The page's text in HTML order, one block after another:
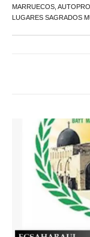
MARRUECOS,